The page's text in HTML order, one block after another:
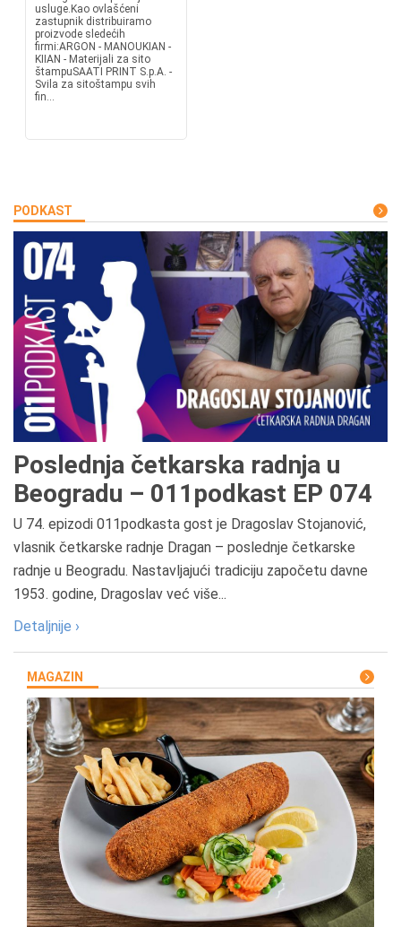
usluge.Kao ovlašćeni
zastupnik distribuiramo
proizvode sledećih
firmi:ARGON - MANOUKIAN -
KIIAN - Materijali za sito
štampuSAATI PRINT S.p.A. -
Svila za sitoštampu svih
fin...
PODKAST
Poslednja četkarska radnja u
Beogradu – 011podkast EP 074
U 74. epizodi 011podkasta gost je Dragoslav Stojanović,
vlasnik četkarske radnje Dragan – poslednje četkarske
radnje u Beogradu. Nastavljajući tradiciju započetu davne
1953. godine, Dragoslav već više...
Detaljnije ›
MAGAZIN